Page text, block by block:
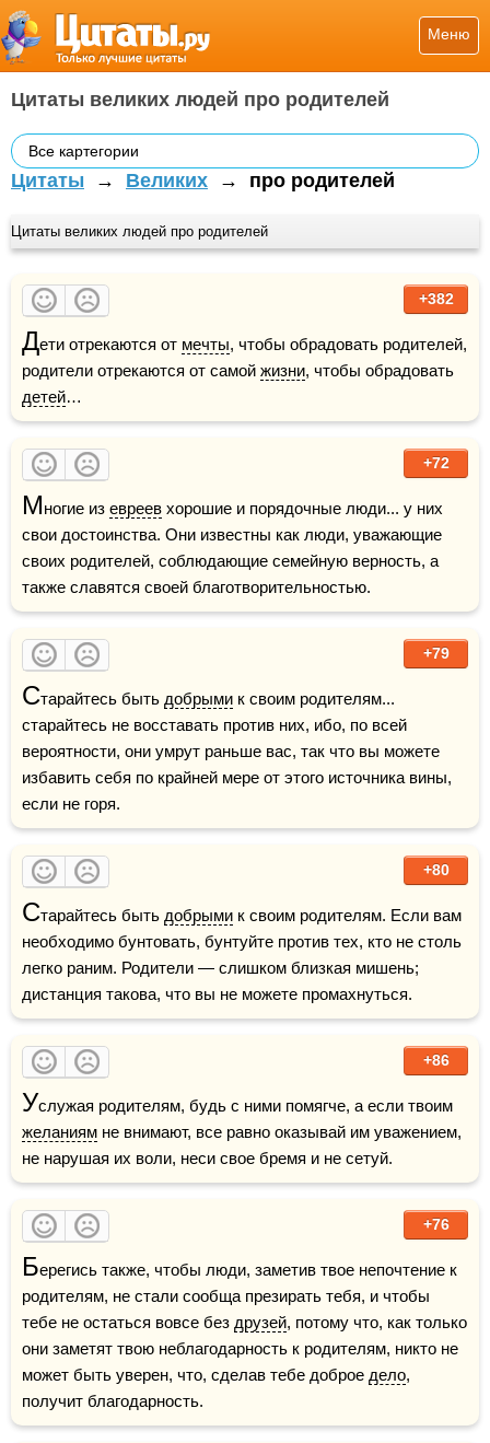
Меню
Цитаты великих людей про родителей
Все картегории
Цитаты → Великих → про родителей
Цитаты великих людей про родителей
+382
Дети отрекаются от мечты, чтобы обрадовать родителей,
родители отрекаются от самой жизни
детей…
+72
Многие из евреев хорошие и порядочные люди... у них
свои достоинства. Они известны как люди, уважающие
своих родителей, соблюдающие семейную верность, а
также славятся своей благотворительностью.
+79
Старайтесь быть добрыми к своим родителям...
старайтесь не восставать против них, ибо, по всей
вероятности, они умрут раньше вас, так что вы можете
избавить себя по крайней мере от этого источника вины,
если не горя.
+80
Старайтесь быть добрыми к своим родителям. Если вам
необходимо бунтовать, бунтуйте против тех, кто не столь
легко раним. Родители — слишком близкая мишень;
дистанция такова, что вы не можете промахнуться.
+86
У
желаниям не внимают, все равно оказывай им уважением,
не нарушая их воли, неси свое бремя и не сетуй.
+76
Берегись также, чтобы люди, заметив твое непочтение к
родителям, не стали сообща презирать тебя, и чтобы
тебе не остаться вовсе без друзей, потому что, как только
они заметят твою неблагодарность к родителям, никто не
может быть уверен, что, сделав тебе доброе дело,
получит благодарность.